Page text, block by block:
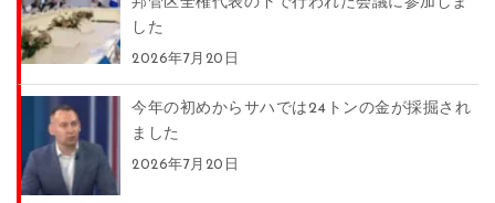
した
2026年7月20日
今年の初めからサハでは24トンの金が採掘され
ました
2026年7月20日